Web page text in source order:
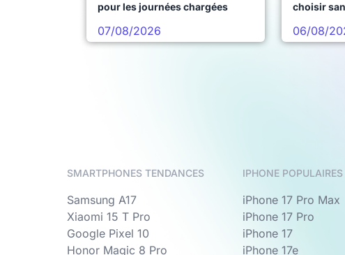
pour les journées chargées
07/08/2026
choisir
06/08/
SMARTPHONES TENDANCES
Samsung A17
Xiaomi 15 T Pro
Google Pixel 10
Honor Magic 8 Pro
IPHONE POPULAIRES
iPhone 17 Pro Max
iPhone 17 Pro
iPhone 17
iPhone 17e